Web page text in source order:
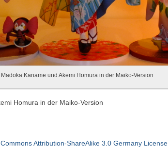
Madoka Kaname und Akemi Homura in der Maiko-Version
Homura in der Maiko-Version
Attribution-ShareAlike 3.0 Germany License